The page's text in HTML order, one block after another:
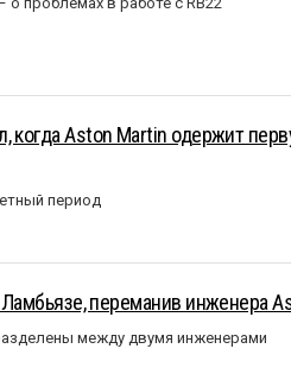
когда Aston Martin одержит
период
переманив инженера
между двумя инженерами